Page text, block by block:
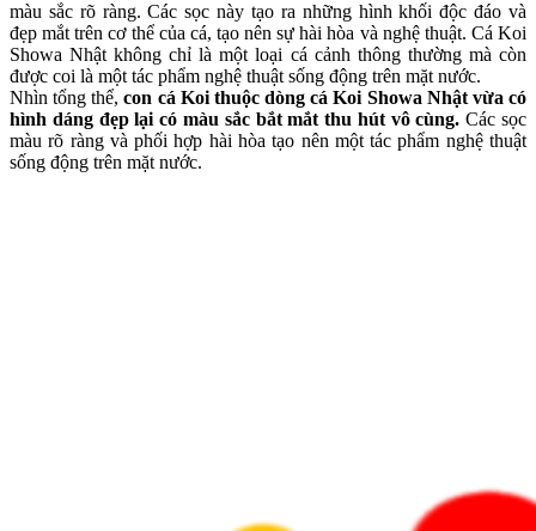
màu sắc rõ ràng. Các sọc này tạo ra những hình khối độc đáo và
đẹp mắt trên cơ thể của cá, tạo nên sự hài hòa và nghệ thuật. Cá Koi
Showa Nhật không chỉ là một loại cá cảnh thông thường mà còn
được coi là một tác phẩm nghệ thuật sống động trên mặt nước.
Nhìn tổng thể,con cá Koi thuộc dòng cá Koi Showa Nhật vừa có
hình dáng đẹp lại có màu sắc bắt mắt thu hút vô cùng. Các sọc
màu rõ ràng và phối hợp hài hòa tạo nên một tác phẩm nghệ thuật
sống động trên mặt nước.